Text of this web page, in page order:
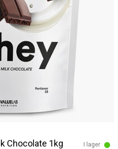
Chocolate 1kg I lager